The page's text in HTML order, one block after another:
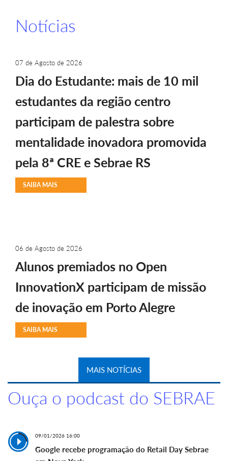
Notícias
07 de Agosto de 2026
Dia do Estudante: mais de 10 mil
estudantes da região centro
participam de palestra sobre
mentalidade inovadora promovida
pela 8ª CRE e Sebrae RS
SAIBA MAIS
06 de Agosto de 2026
Alunos premiados no Open
InnovationX participam de missão
de inovação em Porto Alegre
SAIBA MAIS
MAIS NOTÍCIAS
Ouça o podcast do SEBRAE
09/01/2026 16:00
Google recebe programação do Retail Day Sebrae